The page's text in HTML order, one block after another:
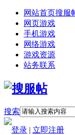
网站首页搜服
网页游戏
手机游戏
网络游戏
游戏资源
站务联系
搜索
登录 | 立即注册